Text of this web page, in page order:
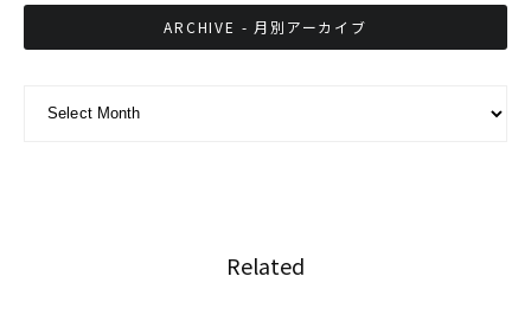
ARCHIVE - 月別アーカイブ
Related